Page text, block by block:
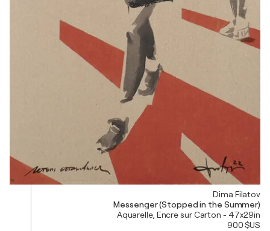
Dima Filatov
Messenger (Stopped in the Summer)
Aquarelle, Encre sur Carton - 47x29in
900 $US